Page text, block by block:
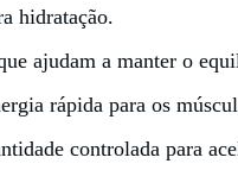
hidratação.
ajudam a manter o
rápida para os
controlada para